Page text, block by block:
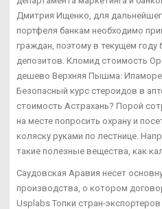
Дмитрия Ищенко, для
портфеля банкам необходимо
граждан, поэтому в текущем году
депозитов. Кломид стоимость
дешево Верхняя Пышма:
Безопасный курс стероидов в
стоимость Астрахань? Порой
на месте попросить охрану и
коляску руками по лестнице.
такие полезные вещества, как
Саудовская Аравия несет
производства, о котором
Usplabs Топки стран-экспортеров